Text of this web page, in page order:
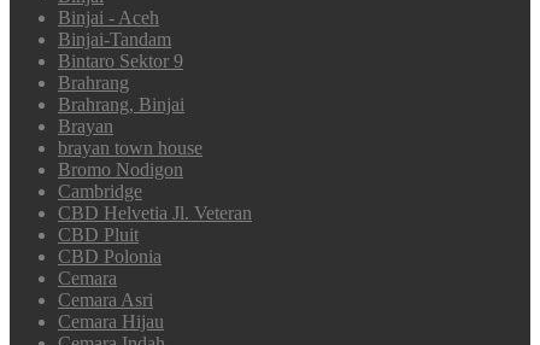
Binjai - Aceh
Binjai-Tandam
Bintaro Sektor 9
Brahrang
Brahrang, Binjai
Brayan
brayan town house
Bromo Nodigon
Cambridge
CBD Helvetia Jl. Veteran
CBD Pluit
CBD Polonia
Cemara
Cemara Asri
Cemara Hijau